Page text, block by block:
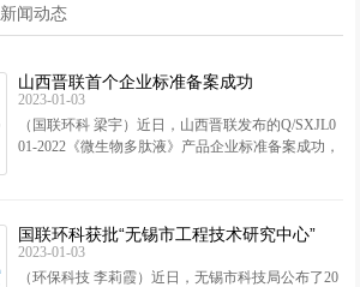
新闻动态
山西晋联首个企业标准备案成功
2023-01-03
（国联环科 梁宇）近日，山西晋联发布的Q/SXJL0
01-2022《微生物多肽液》产品企业标准备案成功，
国联环科获批“无锡市工程技术研究中心”
2023-01-03
（环保科技 李莉霞）近日，无锡市科技局公布了20